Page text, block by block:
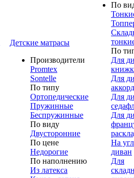
Детские матрасы
Производители
Promtex
Sontelle
По типу
Ортопедические
Пружинные
Беспружинные
По виду
Двусторонние
По цене
Недорогие
По наполнению
Из латекса
По
По
Для
Для
Для
Для
На
диван
Для